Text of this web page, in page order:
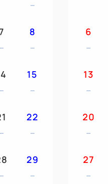
8
15
22
29
6
13
20
27